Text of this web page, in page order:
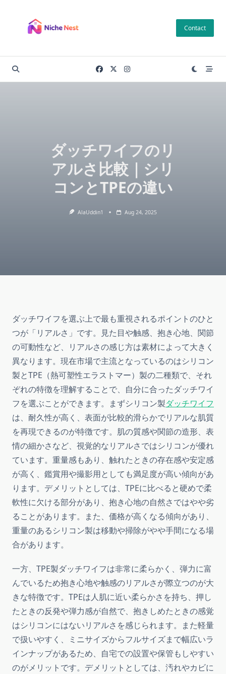
content
Contact
ダッチワイフのリ
アルさ比較｜シリ
コンとTPEの違い
AlaUddin1 Aug 24, 2025
ダッチワイフを選ぶ上で最も重視されるポイントのひと
つが「リアルさ」です。見た目や触感、抱き心地、関節
の可動性など、リアルさの感じ方は素材によって大きく
異なります。現在市場で主流となっているのはシリコン
製とTPE（熱可塑性エラストマー）製の二種類で、それ
ぞれの特徴を理解することで、自分に合ったダッチワイ
フを選ぶことができます。まずシリコン製ダッチワイフ
は、耐久性が高く、表面が比較的滑らかでリアルな肌質
を再現できるのが特徴です。肌の質感や関節の造形、表
情の細かさなど、視覚的なリアルさではシリコンが優れ
ています。重量感もあり、触れたときの存在感や安定感
が高く、鑑賞用や撮影用としても満足度が高い傾向があ
ります。デメリットとしては、TPEに比べると硬めで柔
軟性に欠ける部分があり、抱き心地の自然さではやや劣
ることがあります。また、価格が高くなる傾向があり、
重量のあるシリコン製は移動や掃除がやや手間になる場
合があります。
一方、TPE製ダッチワイフは非常に柔らかく、弾力に富
んでいるため抱き心地や触感のリアルさが際立つのが大
きな特徴です。TPEは人肌に近い柔らかさを持ち、押し
たときの反発や弾力感が自然で、抱きしめたときの感覚
はシリコンにはないリアルさを感じられます。また軽量
で扱いやすく、ミニサイズからフルサイズまで幅広いラ
インナップがあるため、自宅での設置や保管もしやすい
のがメリットです。デメリットとしては、汚れやカビに